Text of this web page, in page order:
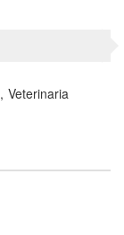
Veterinaria